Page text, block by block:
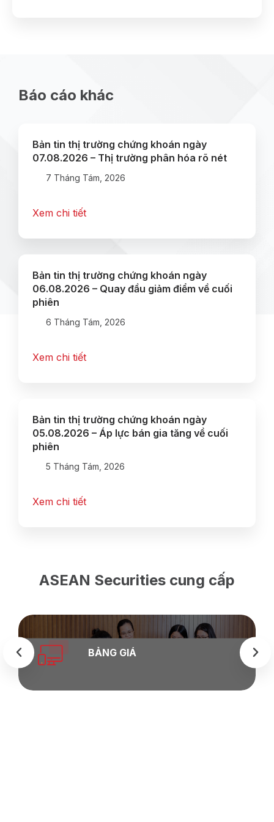
Báo cáo khác
Bản tin thị trường chứng khoán ngày
07.08.2026 – Thị trường phân hóa rõ nét
7 Tháng Tám, 2026
Xem chi tiết
Bản tin thị trường chứng khoán ngày
06.08.2026 – Quay đầu giảm điểm về cuối
phiên
6 Tháng Tám, 2026
Xem chi tiết
Bản tin thị trường chứng khoán ngày
05.08.2026 – Áp lực bán gia tăng về cuối
phiên
5 Tháng Tám, 2026
Xem chi tiết
ASEAN Securities cung cấp
BẢNG GIÁ